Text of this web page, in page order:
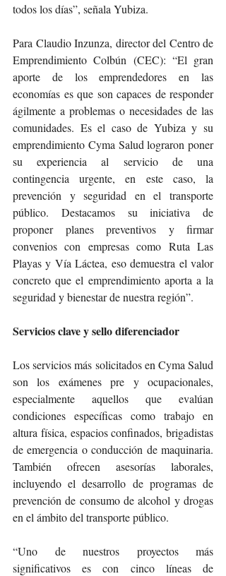
todos los días”, señala Yubiza.
Para Claudio Inzunza, director del Centro de
Emprendimiento Colbún (CEC): “El gran
aporte de los emprendedores en las
economías es que son capaces de responder
ágilmente a problemas o necesidades de las
comunidades. Es el caso de Yubiza y su
emprendimiento Cyma Salud lograron poner
su experiencia al servicio de una
contingencia urgente, en este caso, la
prevención y seguridad en el transporte
público. Destacamos su iniciativa de
proponer planes preventivos y firmar
convenios con empresas como Ruta Las
Playas y Vía Láctea, eso demuestra el valor
concreto que el emprendimiento aporta a la
seguridad y bienestar de nuestra región”.
Servicios clave y sello diferenciador
Los servicios más solicitados en Cyma Salud
son los exámenes pre y ocupacionales,
especialmente aquellos que evalúan
condiciones específicas como trabajo en
altura física, espacios confinados, brigadistas
de emergencia o conducción de maquinaria.
También ofrecen asesorías laborales,
incluyendo el desarrollo de programas de
prevención de consumo de alcohol y drogas
en el ámbito del transporte público.
“Uno de nuestros proyectos más
significativos es con cinco líneas de